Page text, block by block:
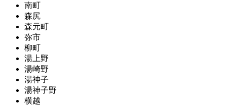
南町
森尻
森元町
弥市
柳町
湯上野
湯崎野
湯神子
湯神子野
横越